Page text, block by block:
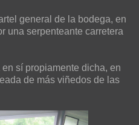
general de la bodega, en
una serpenteante carretera
sí propiamente dicha, en
de más viñedos de las